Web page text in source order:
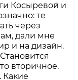
Косыревой и
те
через
дали мне
и на дизайн.
вторичное.
Какие